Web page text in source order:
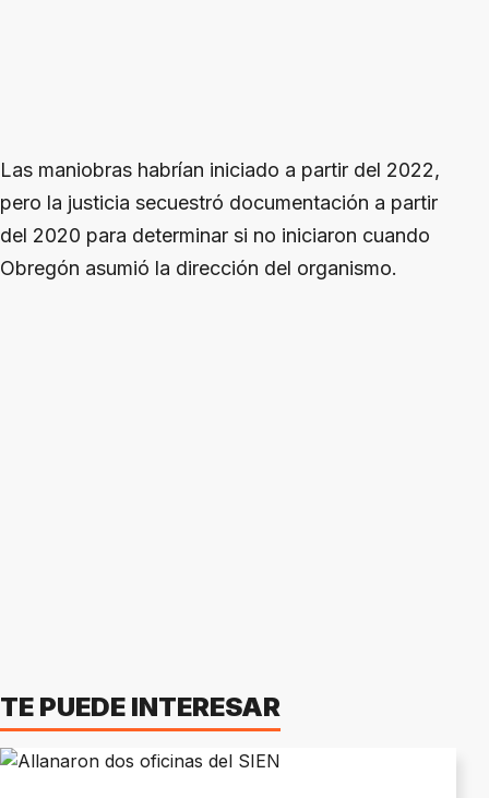
Las maniobras habrían iniciado a partir del 2022,
pero la justicia secuestró documentación a partir
del 2020 para determinar si no iniciaron cuando
Obregón asumió la dirección del organismo.
TE PUEDE INTERESAR